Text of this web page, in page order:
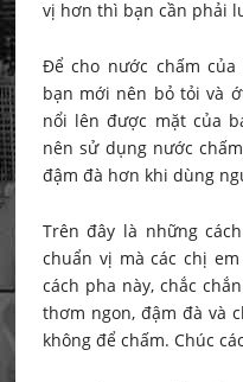
vị hơn thì bạn cần phải
Để cho nước chấm
bạn mới nên bỏ tỏi và
nổi lên được mặt của
nên sử dụng nước
đậm đà hơn khi dùng
Trên đây là những
chuẩn vị mà các chị
cách pha này, chắc
thơm ngon, đậm đà và
không để chấm. Chúc